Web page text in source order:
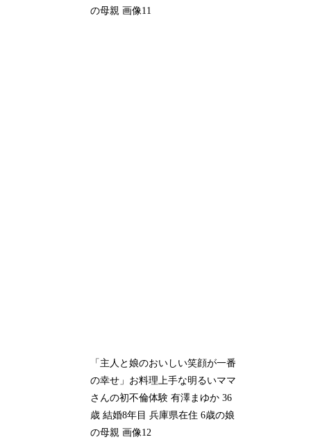
の母親 画像11
「主人と娘のおいしい笑顔が一番
の幸せ」お料理上手な明るいママ
さんの初不倫体験 有澤まゆか 36
歳 結婚8年目 兵庫県在住 6歳の娘
の母親 画像12